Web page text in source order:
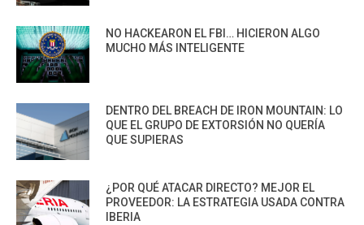
NO HACKEARON EL FBI… HICIERON ALGO
MUCHO MÁS INTELIGENTE
DENTRO DEL BREACH DE IRON MOUNTAIN: LO
QUE EL GRUPO DE EXTORSIÓN NO QUERÍA
QUE SUPIERAS
¿POR QUÉ ATACAR DIRECTO? MEJOR EL
PROVEEDOR: LA ESTRATEGIA USADA CONTRA
IBERIA